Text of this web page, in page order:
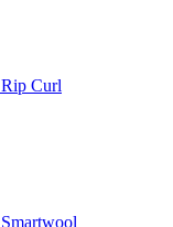
Rip Curl
Smartwool